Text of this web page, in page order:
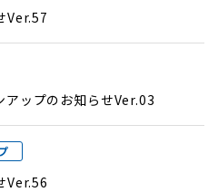
Ver.57
アップのお知らせVer.03
Ver.56